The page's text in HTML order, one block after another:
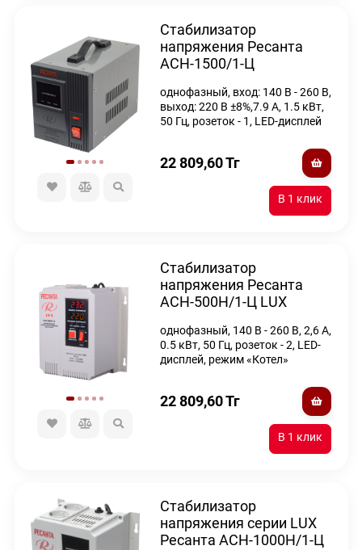
Стабилизатор
напряжения Ресанта
АСН-1500/1-Ц
однофазный, вход: 140 В - 260 В,
выход: 220 В ±8%,7.9 А, 1.5 кВт,
50 Гц, розеток - 1, LED-дисплей
22 809,60Тг
Стабилизатор
напряжения Ресанта
АСН-500Н/1-Ц LUX
однофазный, 140 В - 260 В, 2,6 А,
0.5 кВт, 50 Гц, розеток - 2, LED-
дисплей, режим «Котел»
22 809,60Тг
Стабилизатор
напряжения серии LUX
Ресанта АСН-1000Н/1-Ц